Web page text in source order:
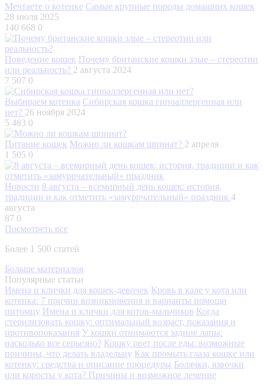
Мечтаете о котенке Самые крупные породы домашних кошек
28 июля 2025
140 668 0
Поведение кошек Почему британские кошки злые – стереотип
или реальность? 2 августа 2024
7 507 0
Выбираем котенка Сибирская кошка гипоаллергенная или
нет? 26 ноября 2024
5 483 0
Питание кошек Можно ли кошкам шпинат? 2 апреля
1 505 0
Новости 8 августа – всемирный день кошек: история,
традиции и как отметить «замуррчательный» праздник 4
августа
87 0
Посмотреть все
Более 1 500 статей
Больше материалов
Популярные статьи
Имена и клички для кошек-девочек Кровь в кале у кота или
котенка: 7 причин возникновения и варианты помощи
питомцу Имена и клички для котов-мальчиков Когда
стерилизовать кошку: оптимальный возраст, показания и
противопоказания У кошки отнимаются задние лапы:
насколько все серьезно? Кошку рвет после еды: возможные
причины, что делать владельцу Как промыть глаза кошке или
котенку: средства и описание процедуры Болячки, язвочки
или коросты у кота? Причины и возможное лечение